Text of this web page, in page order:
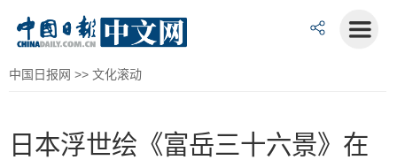
中国日报网 >> 文化滚动
日本浮世绘《富岳三十六景》在